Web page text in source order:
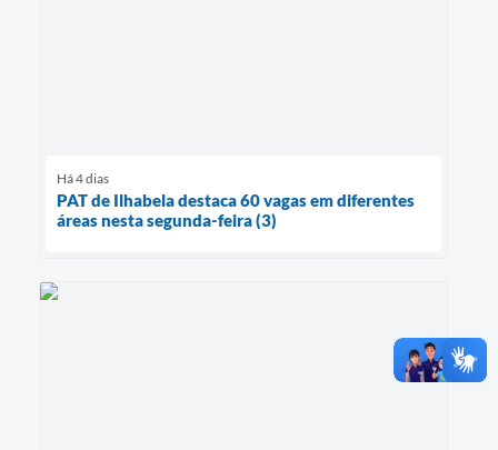
Há 4 dias
PAT de Ilhabela destaca 60 vagas em diferentes
áreas nesta segunda-feira (3)